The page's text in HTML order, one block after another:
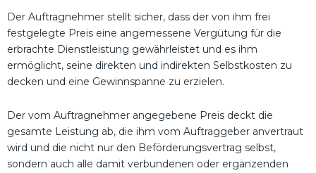
Der Auftragnehmer stellt sicher, dass der von ihm frei
festgelegte Preis eine angemessene Vergütung für die
erbrachte Dienstleistung gewährleistet und es ihm
ermöglicht, seine direkten und indirekten Selbstkosten zu
decken und eine Gewinnspanne zu erzielen.
Der vom Auftragnehmer angegebene Preis deckt die
gesamte Leistung ab, die ihm vom Auftraggeber anvertraut
wird und die nicht nur den Beförderungsvertrag selbst,
sondern auch alle damit verbundenen oder ergänzenden